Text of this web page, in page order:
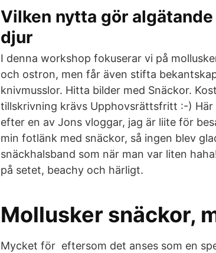
Vilken nytta gör
djur
I denna workshop fokuserar vi på
och ostron, men får även stifta
knivmusslor. Hitta bilder med Snäckor.
tillskrivning krävs Upphovsrättsfritt :-)
efter en av Jons vloggar, jag är liite för
min fotlänk med snäckor, så ingen blev
snäckhalsband som när man var liten
på setet, beachy och härligt.
Mollusker snäckor,
Mycket för eftersom det anses som en